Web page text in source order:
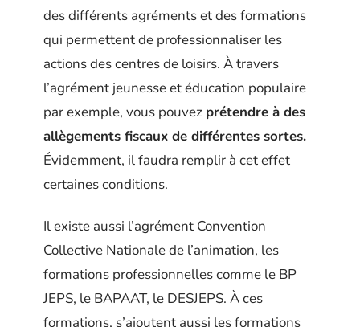
des différents agréments et des formations
qui permettent de professionnaliser les
actions des centres de loisirs. À travers
l’agrément jeunesse et éducation populaire
par exemple, vous pouvez prétendre à des
allègements fiscaux de différentes sortes.
Évidemment, il faudra remplir à cet effet
certaines conditions.
Il existe aussi l’agrément Convention
Collective Nationale de l’animation, les
formations professionnelles comme le BP
JEPS, le BAPAAT, le DESJEPS. À ces
formations, s’ajoutent aussi les formations